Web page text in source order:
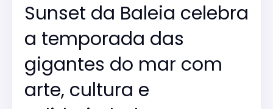
Sunset da Baleia celebra
a temporada das
gigantes do mar com
arte, cultura e